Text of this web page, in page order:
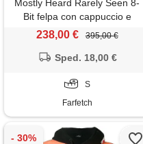
Mostly Heard Rarely Seen 8-
Bit felpa con cappuccio e
stampa - giallo
238,00 € 395,00 €
Sped. 18,00 €
S
Farfetch